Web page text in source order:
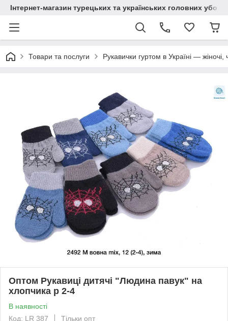
Інтернет-магазин турецьких та українських головних
Товари та послуги Рукавички гуртом в Україні — жіночі,
Оптом Рукавиці дитячі "Людина павук" на
хлопчика р 2-4
В наявності
Код: LR 387
Тільки опт